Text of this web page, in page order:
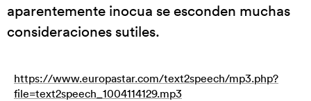
aparentemente inocua se esconden muchas
consideraciones sutiles.
https://www.europastar.com/text2speech/mp3.php?
file=text2speech_1004114129.mp3